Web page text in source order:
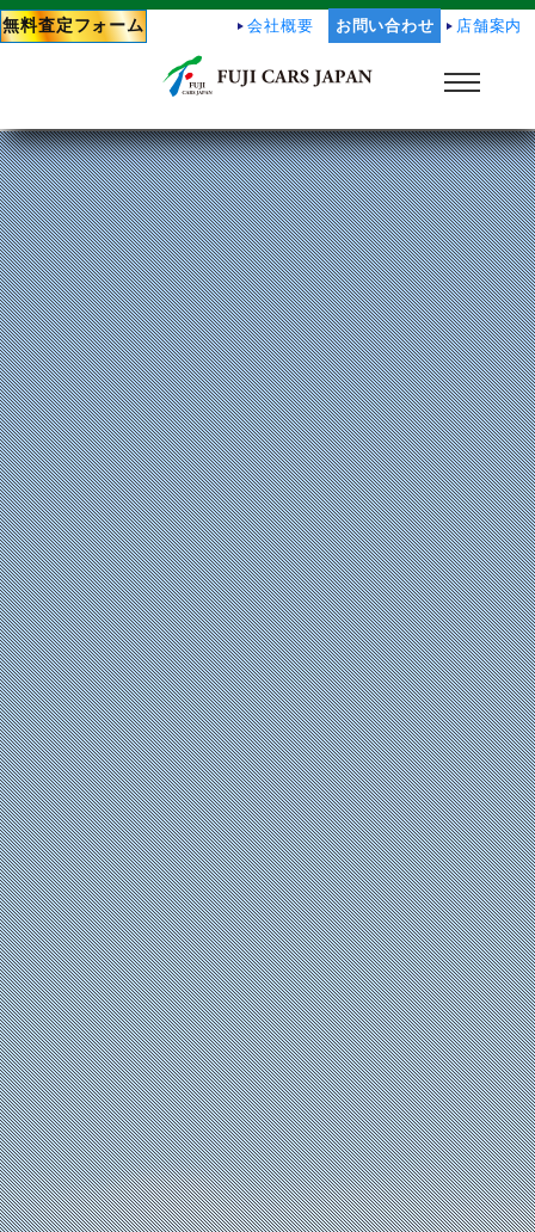
会社概要 お問い合わせ 店舗案内
無料査定フォーム